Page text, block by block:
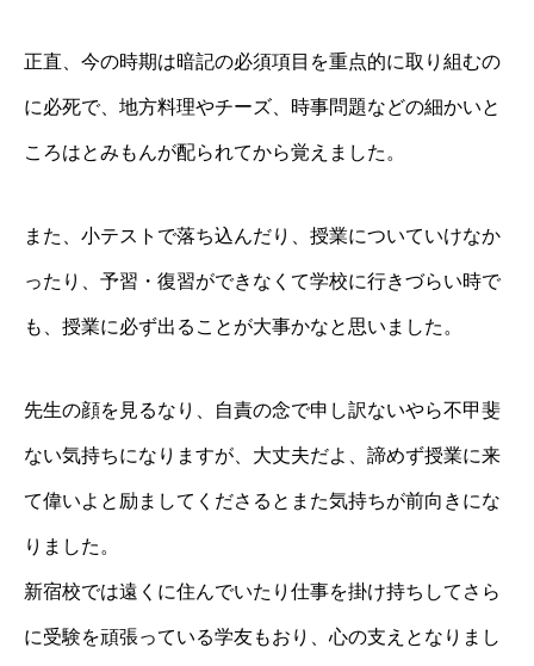
正直、今の時期は暗記の必須項目を重点的に取り組むの
に必死で、地方料理やチーズ、時事問題などの細かいと
ころはとみもんが配られてから覚えました。
また、小テストで落ち込んだり、授業についていけなか
ったり、予習・復習ができなくて学校に行きづらい時で
も、授業に必ず出ることが大事かなと思いました。
先生の顔を見るなり、自責の念で申し訳ないやら不甲斐
ない気持ちになりますが、大丈夫だよ、諦めず授業に来
て偉いよと励ましてくださるとまた気持ちが前向きにな
りました。
新宿校では遠くに住んでいたり仕事を掛け持ちしてさら
に受験を頑張っている学友もおり、心の支えとなりまし